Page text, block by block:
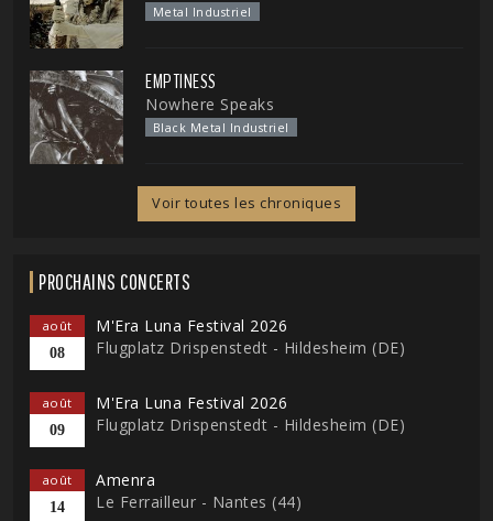
Metal Industriel
EMPTINESS
Nowhere Speaks
Black Metal Industriel
Voir toutes les chroniques
PROCHAINS CONCERTS
août
08
M'Era Luna Festival 2026
Flugplatz Drispenstedt - Hildesheim (DE)
août
09
M'Era Luna Festival 2026
Flugplatz Drispenstedt - Hildesheim (DE)
août
14
Amenra
Le Ferrailleur - Nantes (44)